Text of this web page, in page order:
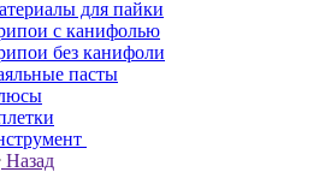
для пайки
с канифолью
без канифоли
пасты
Назад